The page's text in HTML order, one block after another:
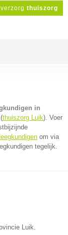
verzorg thuiszorg
in
thuiszorg Luik). Voer
om via
tegelijk.
Luik.